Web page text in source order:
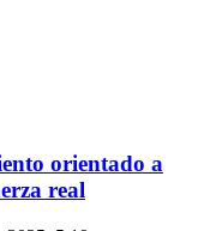
orientado a
real